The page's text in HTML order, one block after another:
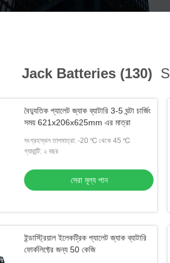
Jack Batteries (130)
বৈদ্যুতিক প্যালেট জ্যাক ব্যাটারি 3-5 ঘন্টা চার্জিং
সময় 621x206x625mm এর মাত্রা
সংগ্রহস্থল তাপমাত্রা: -20 ℃ থেকে 45 ℃
গ্যারান্টি: ২ বছর
সেরা মূল্য পান
ইন্ডাস্ট্রিয়াল ইলেকট্রিক প্যালেট জ্যাক ব্যাটারি
ফোর্কলিফ্টের জন্য 50 কেজি